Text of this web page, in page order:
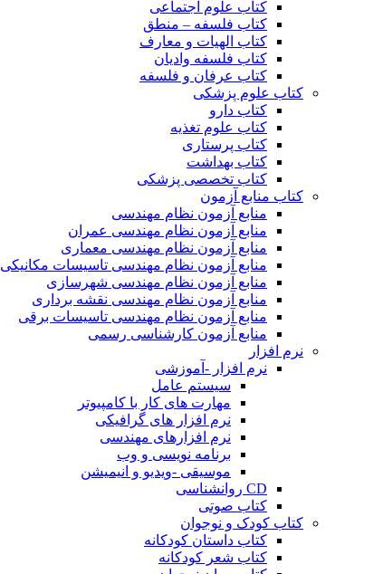
کتاب علوم اجتماعی
کتاب فلسفه – منطق
کتاب الهیات و معارف
کتاب فلسفه وادیان
کتاب عرفان و فلسفه
کتاب علوم پزشکی
کتاب دارو
کتاب علوم تغذیه
کتاب پرستاری
کتاب بهداشت
کتاب تخصصی پزشکی
کتاب منابع آزمون
منابع آزمون نظام مهندسی
منابع آزمون نظام مهندسی عمران
منابع آزمون نظام مهندسی معماری
منابع آزمون نظام مهندسی تاسیسات مکانیکی
منابع آزمون نظام مهندسی شهرسازی
منابع آزمون نظام مهندسی نقشه برداری
منابع آزمون نظام مهندسی تاسیسات برقی
منابع آزمون کارشناسی رسمی
نرم افزار
نرم افزار -آموزشی
سیستم عامل
مهارت های کار با کامپیوتر
نرم افزار های گرافیکی
نرم افزارهای مهندسی
برنامه نویسی و وب
موسیقی -ویدیو و انیمیشن
CD روانشناسی
کتاب صوتی
کتاب کودک و نوجوان
کتاب داستان کودکانه
کتاب شعر کودکانه